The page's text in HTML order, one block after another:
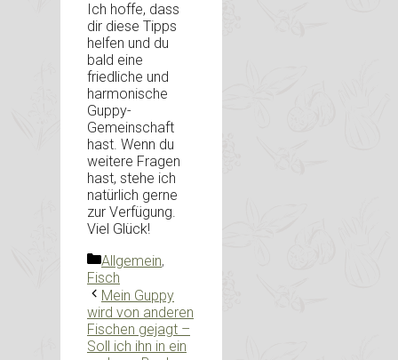
Ich hoffe, dass
dir diese Tipps
helfen und du
bald eine
friedliche und
harmonische
Guppy-
Gemeinschaft
hast. Wenn du
weitere Fragen
hast, stehe ich
natürlich gerne
zur Verfügung.
Viel Glück!
Kategorien
Allgemein,
Fisch
Mein Guppy
wird von anderen
Fischen gejagt –
Soll ich ihn in ein